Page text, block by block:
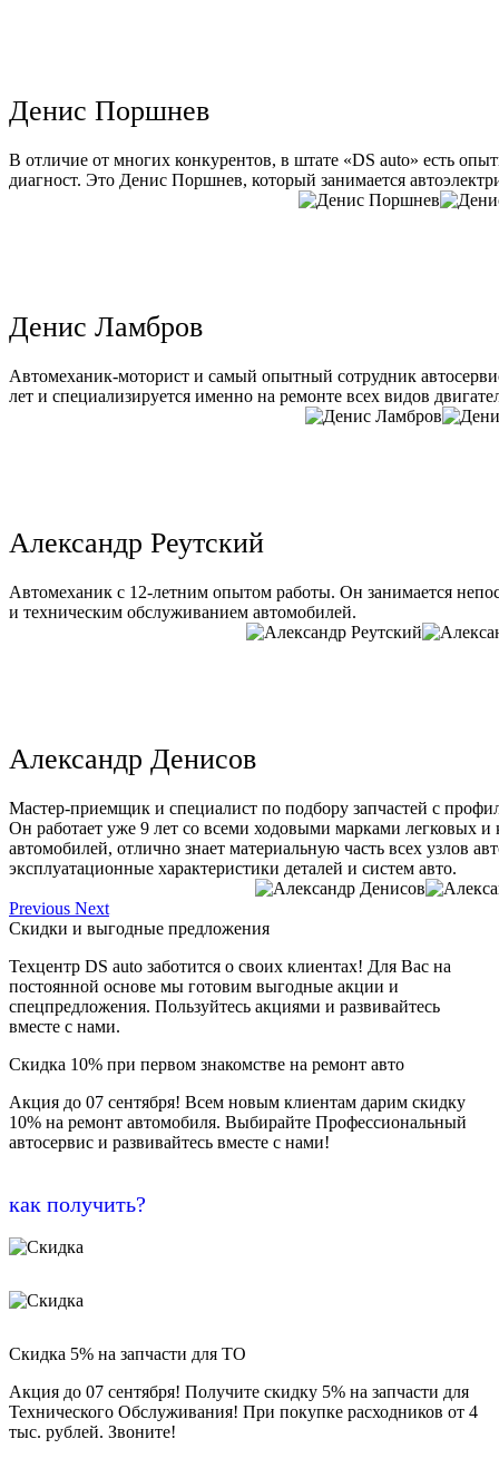
Денис Поршнев
В отличие от многих конкурентов, в штате «DS auto» есть
диагност. Это Денис Поршнев, который занимается
Денис Ламбров
Автомеханик-моторист и самый опытный сотрудник
лет и специализируется именно на ремонте всех видов
Александр Реутский
Автомеханик с 12-летним опытом работы. Он занимается
и техническим обслуживанием автомобилей.
Александр Денисов
Мастер-приемщик и специалист по подбору запчастей с
Он работает уже 9 лет со всеми ходовыми марками легковых и
автомобилей, отлично знает материальную часть всех узлов
эксплуатационные характеристики деталей и систем авто.
Previous Next
Скидки и выгодные предложения
Техцентр DS auto заботится о своих клиентах! Для Вас на
постоянной основе мы готовим выгодные акции и
спецпредложения. Пользуйтесь акциями и развивайтесь
вместе с нами.
Скидка 10% при первом знакомстве на ремонт авто
Акция до 07 сентября! Всем новым клиентам дарим скидку
10% на ремонт автомобиля. Выбирайте Профессиональный
автосервис и развивайтесь вместе с нами!
как получить?
Скидка 5% на запчасти для ТО
Акция до 07 сентября! Получите скидку 5% на запчасти для
Технического Обслуживания! При покупке расходников от 4
тыс. рублей. Звоните!